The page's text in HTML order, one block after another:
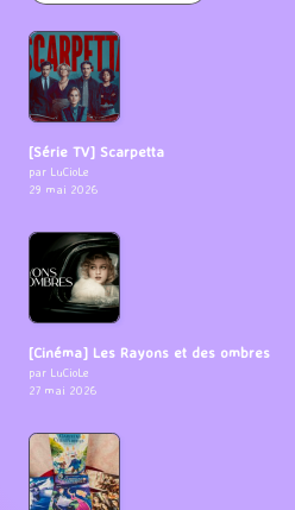
[Série TV] Scarpetta
par LuCioLe
29 mai 2026
[Cinéma] Les Rayons et des ombres
par LuCioLe
27 mai 2026